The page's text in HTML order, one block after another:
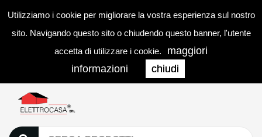
Utilizziamo i cookie per migliorare la vostra esperienza sul nostro
sito. Navigando questo sito o chiudendo questo banner, l'utente
accetta di utilizzare i cookie.
maggiori
informazioni
chiudi
0